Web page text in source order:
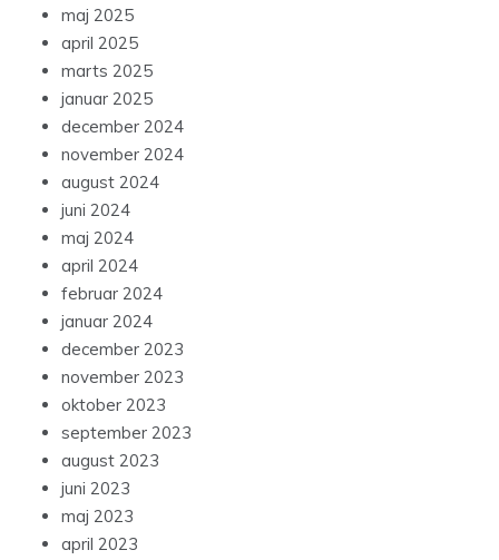
maj 2025
april 2025
marts 2025
januar 2025
december 2024
november 2024
august 2024
juni 2024
maj 2024
april 2024
februar 2024
januar 2024
december 2023
november 2023
oktober 2023
september 2023
august 2023
juni 2023
maj 2023
april 2023